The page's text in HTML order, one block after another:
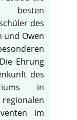
besten
des
und Owen
Ehrung
des
in
im